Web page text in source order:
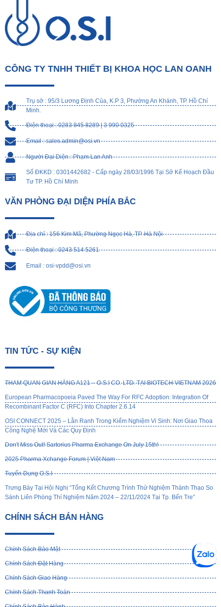
CÔNG TY TNHH THIẾT BỊ KHOA HỌC LAN OANH
Trụ sở : 95/3 Lương Định Của, K.P 3, Phường An Khánh, TP. Hồ Chí
Minh.
Điện thoại : 0283 845 8289 | 3 990 0325
Email : sales.admin@osi.vn
Người Đại Diện : Phạm Lan Anh
Số ĐKKD : 0301442682 - Cấp ngày 28/03/1996 Tại Sở Kế Hoạch Đầu
Tư TP. Hồ Chí Minh
VĂN PHÒNG ĐẠI DIỆN PHÍA BẮC
Địa chỉ : 156 Kim Mã, Phường Ngọc Hà, TP. Hà Nội
Điện thoại : 0243 514 5261
Email : osi-vpdd@osi.vn
TIN TỨC - SỰ KIỆN
THAM QUAN GIAN HÀNG A121 – O.S.I CO. LTD. TẠI BIOTECH VIETNAM 2026
European Pharmacopoeia Paved The Way For RFC Adoption: Integration Of
Recombinant Factor C (rFC) Into Chapter 2.6.14
OSI CONNECT 2025 – Lằn Ranh Trong Kiểm Nghiệm Vi Sinh: Nơi Giao Thoa
Công Nghệ Mới Và Các Quy Định
Don't Miss Out! Sartorius Pharma Exchange On July 15th!
2025 Pharma Xchange Forum | Việt Nam
Tuyển Dụng O.S.I
Trưng Bày Tại Hội Nghị “Tổng Kết Chương Trình Thử Nghiệm Thành Thạo So
Sánh Liên Phòng Thí Nghiệm Năm 2024 – 22/11/2024 Tại Tp. Bến Tre”
CHÍNH SÁCH BÁN HÀNG
Chính Sách Bảo Mật
Chính Sách Đặt Hàng
Chính Sách Giao Hàng
Chính Sách Thanh Toán